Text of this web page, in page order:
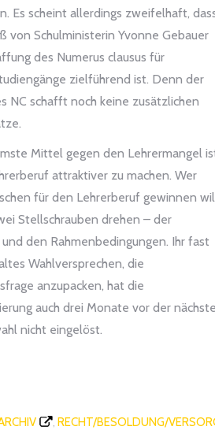
Es scheint allerdings zweifelhaft,
von Schulministerin Yvonne Gebauer
des Numerus clausus für
zielführend ist. Denn der
NC schafft noch keine zusätzlichen
Mittel gegen den Lehrermangel
attraktiver zu machen. Wer
für den Lehrerberuf gewinnen
Stellschrauben drehen – der
den Rahmenbedingungen. Ihr fast
Wahlversprechen, die
anzupacken, hat die
auch drei Monate vor der
nicht eingelöst.
RECHT/BESOLDUNG/